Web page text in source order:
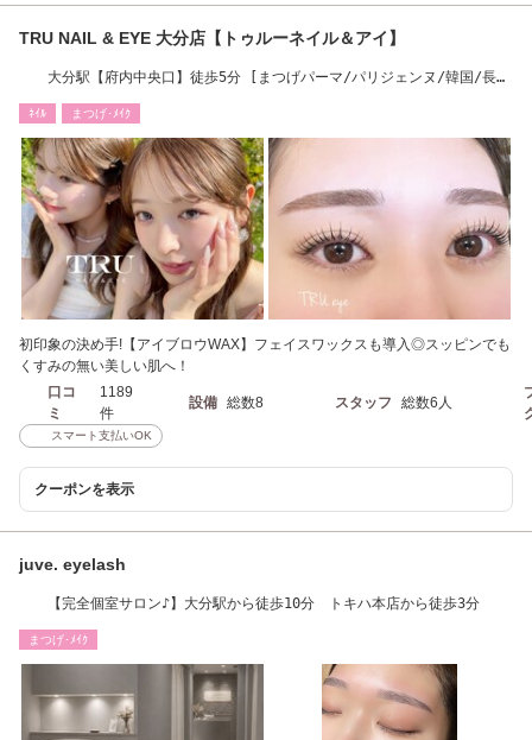
TRU NAIL & EYE 大分店【トゥルーネイル＆アイ】
大分駅【府内中央口】徒歩5分 [まつげパーマ/パリジェンヌ/韓国/長さ
ﾈｲﾙ まつげ･ﾒｲｸ
初印象の決め手!【アイブロウWAX】フェイスワックスも導入◎スッピンでも
くすみの無い美しい肌へ！
口コ
ミ
1189
件
設備 総数8 スタッフ 総数6人
スマート支払いOK
クーポンを表示
juve. eyelash
【完全個室サロン♪】大分駅から徒歩10分 トキハ本店から徒歩3分
まつげ･ﾒｲｸ